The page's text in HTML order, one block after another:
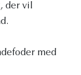
der vil
med